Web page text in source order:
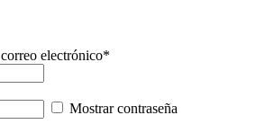
electrónico*
Mostrar contraseña